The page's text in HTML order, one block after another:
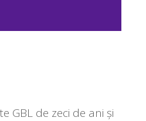
GBL de zeci de ani și